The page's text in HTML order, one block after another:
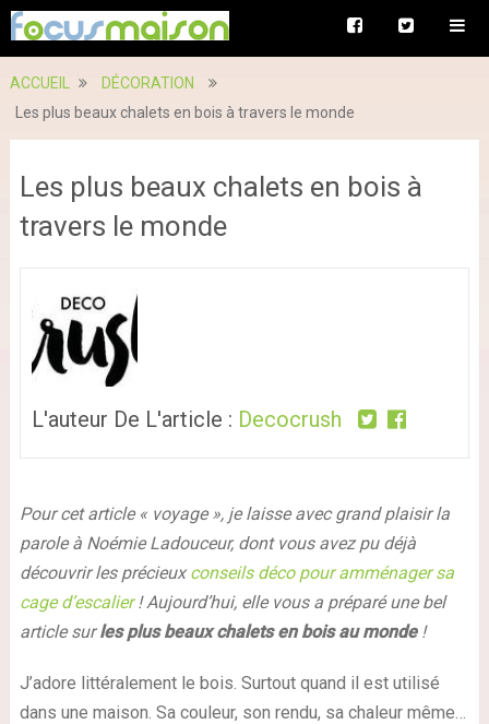
ACCUEIL
DÉCORATION
Les plus beaux chalets en bois à travers le monde
Les plus beaux chalets en bois à
travers le monde
L'auteur De L'article : Decocrush
Pour cet article « voyage », je laisse avec grand plaisir la
parole à Noémie Ladouceur, dont vous avez pu déjà
découvrir les précieuxconseils déco pour amménager sa
cage d’escalier! Aujourd’hui, elle vous a préparé une bel
article surles plus beaux chalets en bois au monde!
J’adore littéralement le bois. Surtout quand il est utilisé
dans une maison. Sa couleur, son rendu, sa chaleur même…